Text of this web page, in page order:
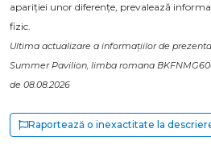
apariției unor diferențe, prevalează
fizic.
Ultima actualizare a informațiilor de
Summer Pavilion, limba romana
de 08.08.2026
Raportează o inexactitate la